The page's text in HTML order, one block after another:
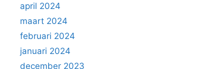
april 2024
maart 2024
februari 2024
januari 2024
december 2023